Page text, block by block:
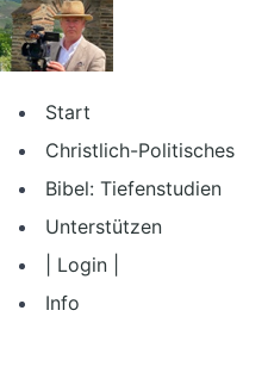
Zum
Inhalt
springen
Start
Christlich-Politisches
Bibel: Tiefenstudien
Unterstützen
| Login |
Info